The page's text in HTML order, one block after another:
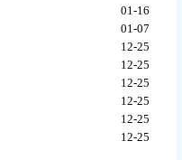
01-16
01-07
12-25
12-25
12-25
12-25
12-25
12-25